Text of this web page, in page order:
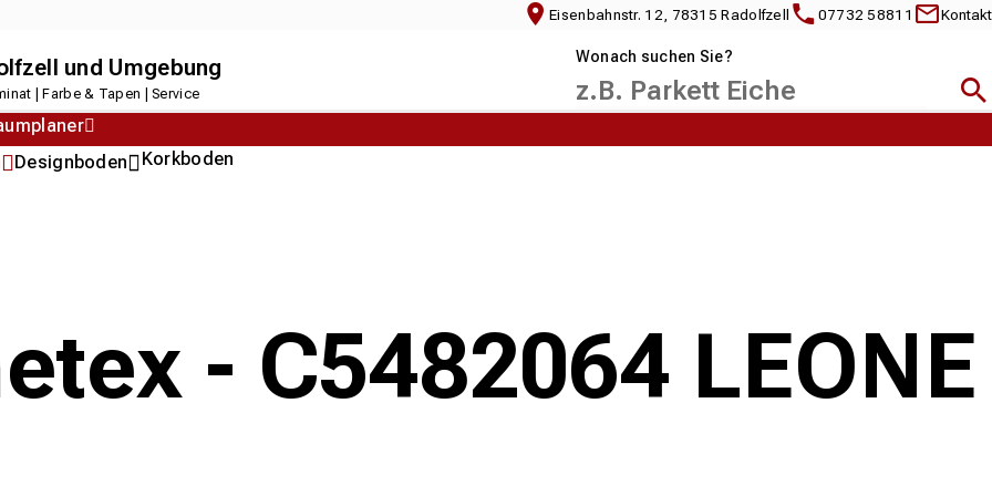
Eisenbahnstr. 12, 78315 Radolfzell 07732 58811 Kontakt
und Umgebung
| Farbe & Tapen | Service
Wonach suchen Sie?
Designboden Korkboden
- C5482064 LEONE